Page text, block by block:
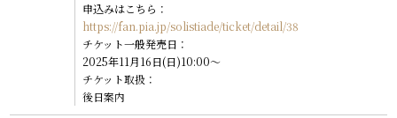
申込みはこちら：
https://fan.pia.jp/solistiade/ticket/detail/38
チケット一般発売日：
2025年11月16日(日)10:00～
チケット取扱：
後日案内